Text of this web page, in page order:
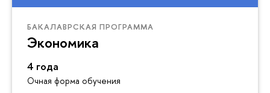
БАКАЛАВРСКАЯ ПРОГРАММА
Экономика
4 года
Очная форма обучения